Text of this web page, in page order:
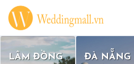
LÂM ĐỒNG
ĐÀ NẴNG